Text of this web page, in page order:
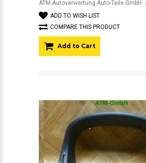
ATM Autoverwertung Auto-Teile GmbH ..
ADD TO WISH LIST
COMPARE THIS PRODUCT
Add to Cart